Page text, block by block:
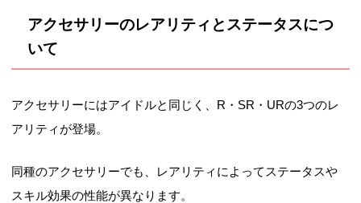
アクセサリーのレアリティとステータスにつ
いて
アクセサリーにはアイドルと同じく、R・SR・URの3つのレ
アリティが登場。
同種のアクセサリーでも、レアリティによってステータスや
スキル効果の性能が異なります。